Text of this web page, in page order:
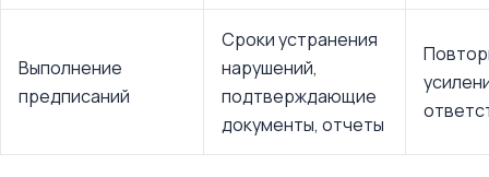
Выполнение
предписаний
Сроки устранения
нарушений,
подтверждающие
документы, отчеты